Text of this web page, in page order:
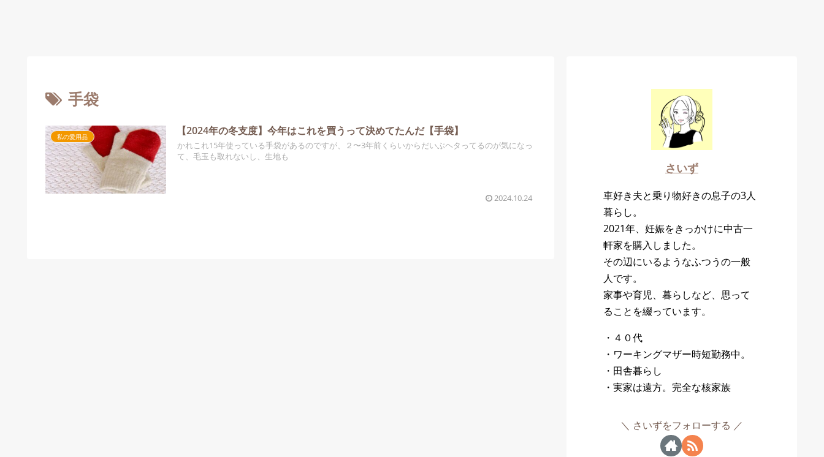
手袋
私の愛用品 【2024年の冬支度】今年はこれを買うって決めてたんだ【手袋】
かれこれ15年使っている手袋があるのですが、２〜3年前くらいからだいぶヘタってるのが気になっ
て、毛玉も取れないし、生地も
2024.10.24
さいず
車好き夫と乗り物好きの息子の3人
暮らし。
2021年、妊娠をきっかけに中古一
軒家を購入しました。
その辺にいるようなふつうの一般
人です。
家事や育児、暮らしなど、思って
ることを綴っています。
・４０代
・ワーキングマザー時短勤務中。
・田舎暮らし
・実家は遠方。完全な核家族
さいずをフォローする